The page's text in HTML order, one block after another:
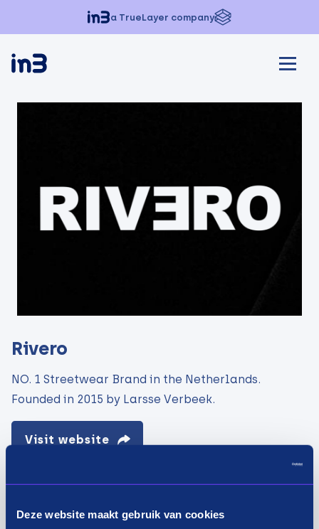
Deze website maakt gebruik van cookies
a TrueLayer company
Rivero
NO. 1 Streetwear Brand in the Netherlands.
Founded in 2015 by Larsse Verbeek.
Visit website